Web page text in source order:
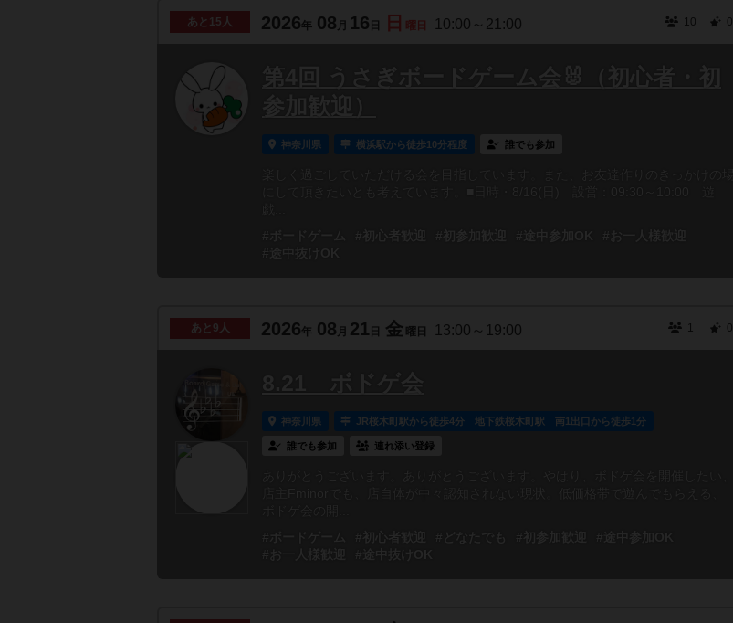
あと 15人 2026年 08 月 16 日 曜日 10:00～21:00 10 0
第4回 うさぎボードゲーム会🐰（初心者・初
参加歓迎）
神奈川県 横浜駅から徒歩10分程度 誰でも参加
#ボードゲーム
#初心者歓迎 #初参加歓迎 #途中参加OK
#お一人様歓迎
#途中抜けOK
あと 9人 2026年 08 月 21 金 曜日 13:00～19:00 1 0
8.21 ボドゲ会
神奈川県 JR桜木町駅から徒歩4分 地下鉄桜木町駅 南1出口から徒歩1分
誰でも参加 連れ添い登録
店主Fminorでも、店自体が中々認知されない現状。低価格帯で遊んでもらえる、
#ボードゲーム
#初心者歓迎 #どなたでも #初参加歓迎
#途中参加OK
#お一人様歓迎
#途中抜けOK